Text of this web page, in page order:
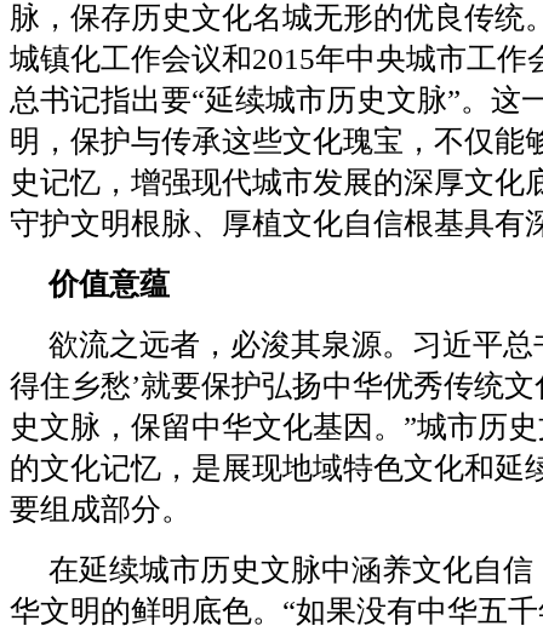
脉，保存历史文化名城无形的优良传统
城镇化工作会议和2015年中央城市工作
总书记指出要“延续城市历史文脉”。这
明，保护与传承这些文化瑰宝，不仅能
史记忆，增强现代城市发展的深厚文化
守护文明根脉、厚植文化自信根基具有
价值意蕴
欲流之远者，必浚其泉源。习近平总
得住乡愁’就要保护弘扬中华优秀传统
史文脉，保留中华文化基因。”城市历
的文化记忆，是展现地域特色文化和延
要组成部分。
在延续城市历史文脉中涵养文化自
华文明的鲜明底色。“如果没有中华五